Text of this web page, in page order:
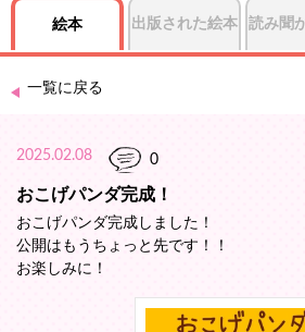
絵本 出版された絵本 読み聞
一覧に戻る
2025.02.08 0
おこげパンダ完成！
おこげパンダ完成しました！
公開はもうちょっと先です！！
お楽しみに！